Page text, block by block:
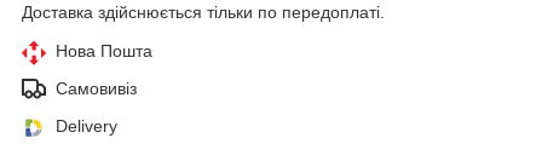
Доставка здійснюється тільки по передоплаті.
Нова Пошта
Самовивіз
Delivery